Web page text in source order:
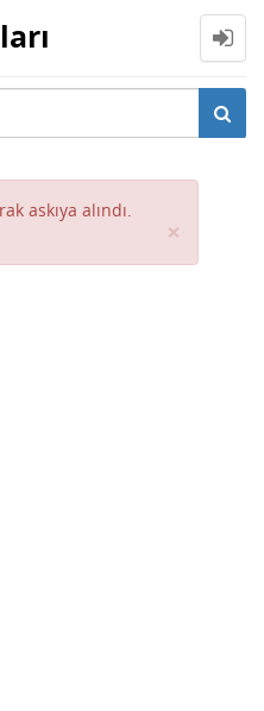
askıya alındı.
×